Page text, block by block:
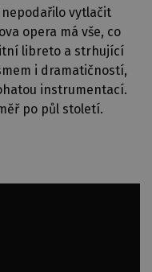
nepodařilo vytlačit
opera má vše, co
libreto a strhující
i dramatičností,
instrumentací.
po půl století.